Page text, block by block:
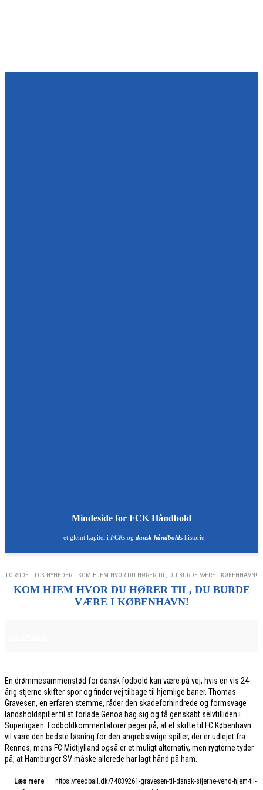
Mindeside for FCK Håndbold
- et glemt kapitel i FCKsog dansk håndboldshistorie
FORSIDE FCK NYHEDER KOM HJEM HVOR DU HØRER TIL, DU BURDE VÆRE I KØBENHAVN!
KOM HJEM HVOR DU HØRER TIL, DU BURDE
VÆRE I KØBENHAVN!
En drømmesammenstød for dansk fodbold kan være på vej, hvis en vis 24-
årig stjerne skifter spor og finder vej tilbage til hjemlige baner. Thomas
Gravesen, en erfaren stemme, råder den skadeforhindrede og formsvage
landsholdspiller til at forlade Genoa bag sig og få genskabt selvtilliden i
Superligaen. Fodboldkommentatorer peger på, at et skifte til FC København
vil være den bedste løsning for den angrebsivrige spiller, der er udlejet fra
Rennes, mens FC Midtjylland også er et muligt alternativ, men rygterne tyder
på, at Hamburger SV måske allerede har lagt hånd på ham.
Læs mere
https://feedball.dk/74839261-gravesen-til-dansk-stjerne-vend-hjem-til-